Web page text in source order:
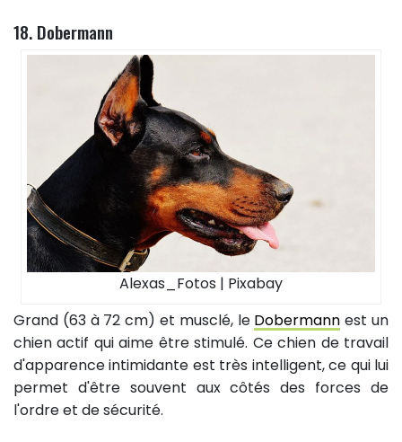
18. Dobermann
Alexas_Fotos | Pixabay
Grand (63 à 72 cm) et musclé, le Dobermann est un
chien actif qui aime être stimulé. Ce chien de travail
d'apparence intimidante est très intelligent, ce qui lui
permet d'être souvent aux côtés des forces de
l'ordre et de sécurité.